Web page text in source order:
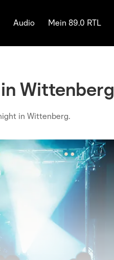
Audio Mein 89.0 RTL
Wittenberg
in Wittenberg.